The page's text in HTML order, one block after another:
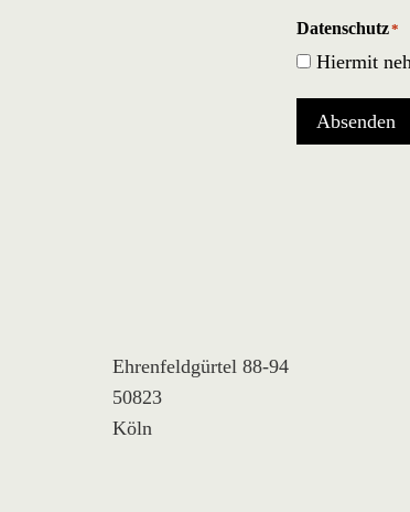
Datenschutz*
Hiermit
Absenden
Ehrenfeldgürtel 88-94
50823
Köln